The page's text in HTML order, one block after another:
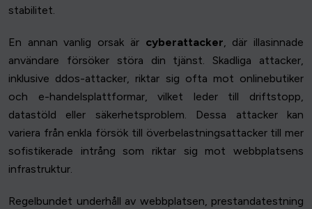
stabilitet.
En annan vanlig orsak är cyberattacker, där illasinnade
användare försöker störa din tjänst. Skadliga attacker,
inklusive ddos-attacker, riktar sig ofta mot onlinebutiker
och e-handelsplattformar, vilket leder till driftstopp,
datastöld eller säkerhetsproblem. Dessa attacker kan
variera från enkla försök till överbelastningsattacker till mer
sofistikerade intrång som riktar sig mot webbplatsens
infrastruktur.
Regelbundet underhåll av webbplatsen, prestandatestning